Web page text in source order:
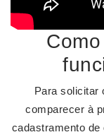
Para solicitar
comparecer à
cadastramento